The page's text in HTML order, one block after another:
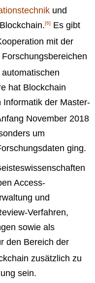
und
[6]
Es gibt
mit der
hat Blockchain
der Master-
November 2018
um
ging.
Access-
und
Verfahren,
sowie als
den Bereich der
zusätzlich zu
sein.